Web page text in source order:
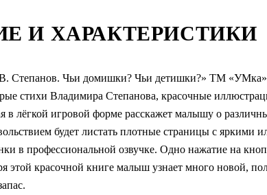
И ХАРАКТЕРИСТИКИ
Степанов. Чьи домишки? Чьи детишки?» ТМ «УМка»
стихи Владимира Степанова, красочные
в лёгкой игровой форме расскажет малышу о
будет листать плотные страницы с яркими
в профессиональной озвучке. Одно нажатие на
этой красочной книге малыш узнает много новой,